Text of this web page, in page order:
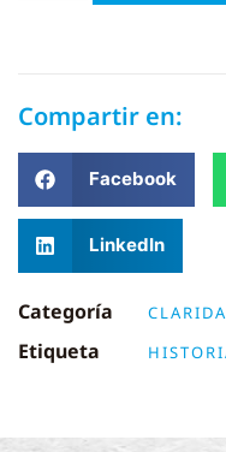
Compartir en:
Facebook
LinkedIn
Categoría
Etiqueta